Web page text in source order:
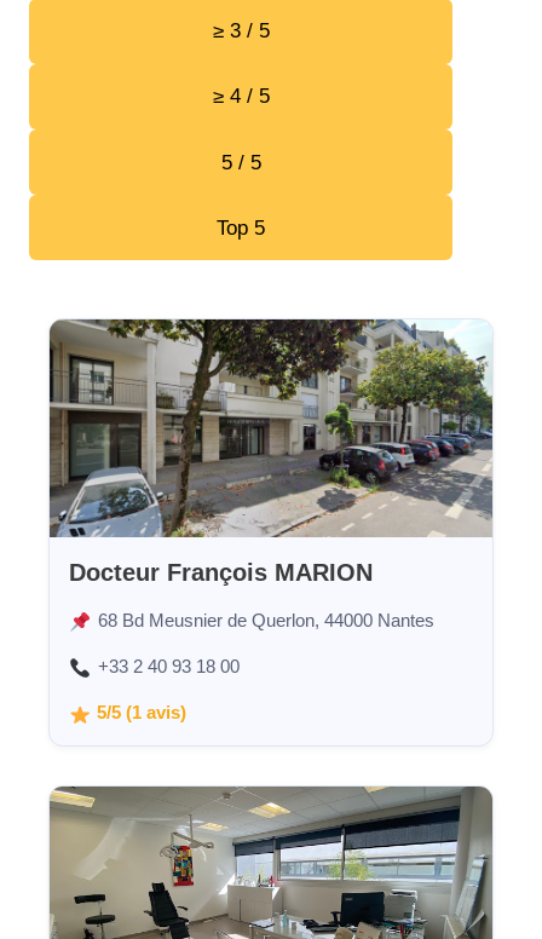
≥ 3 / 5
≥ 4 / 5
5 / 5
Top 5
Docteur François MARION
68 Bd Meusnier de Querlon, 44000 Nantes
+33 2 40 93 18 00
5/5 (1 avis)